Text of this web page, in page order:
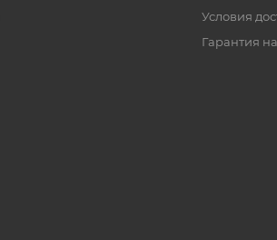
Условия
Гарантия